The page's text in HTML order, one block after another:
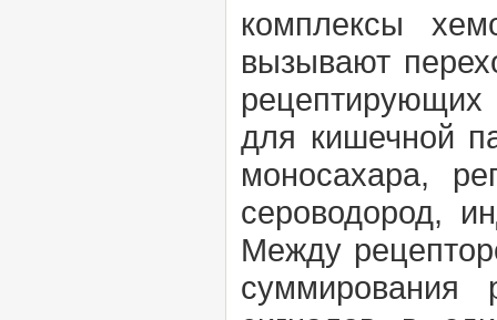
комплексы
вызывают
для кишечной
моносахара,
сероводород,
Между
суммирования